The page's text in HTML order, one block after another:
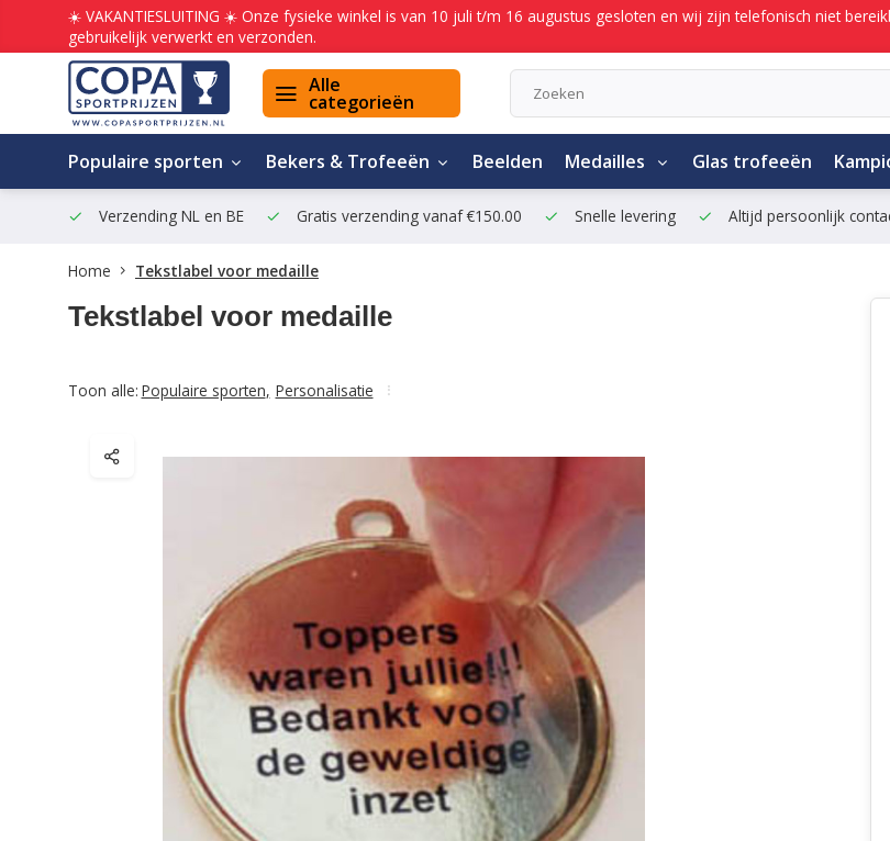
☀️ VAKANTIESLUITING ☀️ Onze fysieke winkel is van 10 juli t/m 16 augustus gesloten en wij zijn telefonisch niet
gebruikelijk verwerkt en verzonden.
Alle
categorieën
Populaire sporten Bekers & Trofeeën Beelden Medailles Glas trofeeën
Verzending NL en BE Gratis verzending vanaf €150.00 Snelle levering Altijd persoonlijk
Home Tekstlabel voor medaille
Tekstlabel voor medaille
Toon alle: Populaire sporten, Personalisatie